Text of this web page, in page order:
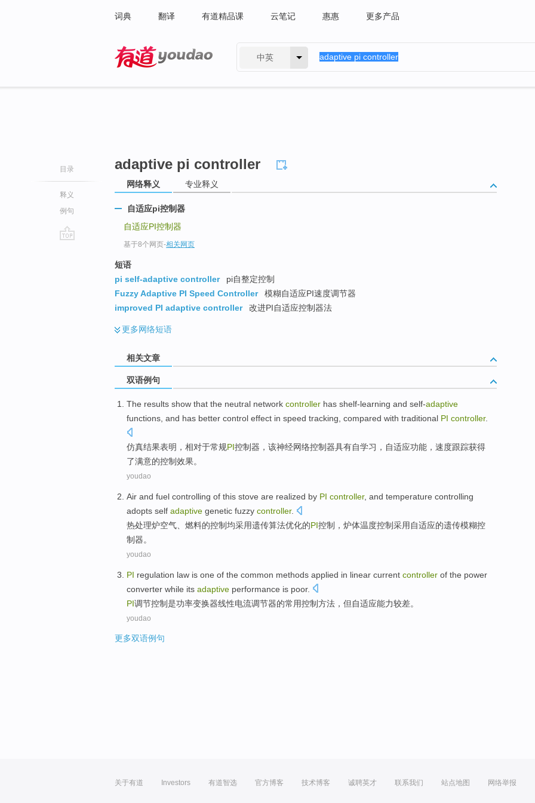
词典 翻译 有道精品课 云笔记 惠惠 更多产品
中英
目录
释义
例句
adaptive pi controller
网络释义 专业释义
自适应pi控制器
自适应PI控制器
基于8个网页-相关网页
短语
pi self-adaptive controller
pi自整定控制
Fuzzy Adaptive PI Speed Controller
模糊自适应PI速度调节器
improved PI adaptive controller
改进PI自适应控制器法
更多网络短语
相关文章
双语例句
The results show that the neutral network controller has shelf-learning and self-adaptive
functions , and has better control effect in speed tracking compared with traditional PI controller.
仿真结果表明 ， 相对于常规PI控制器 ， 该神经网络控制器具有自学习 ，自适应功能 ， 速度跟踪获得
了满意的控制效果。
youdao
Air and fuel controlling of this stove are realized by PI controller, and temperature controlling
adopts self adaptive genetic fuzzy controller.
热处理炉空气 燃料的控制均采用遗传算法优化的PI控制 ，炉体温度控制采用 自适应的遗传模糊控
制器。
youdao
PI regulation law is one of the common methods applied in linear current controller of the power
converter while its adaptive performance is poor.
PI调节控制是功率变换器线性电流调节器的常用控制方法 ， 但 自适应能力较差。
youdao
更多双语例句
关于有道 Investors 有道智选 官方博客 技术博客 诚聘英才 联系我们 站点地图 网络举报